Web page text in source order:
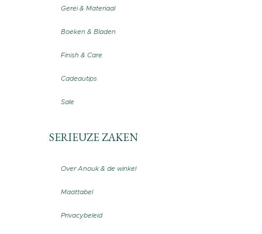
Gerei & Materiaal
Boeken & Bladen
Finish & Care
Cadeautips
Sale
SERIEUZE ZAKEN
Over Anouk & de winkel
Maattabel
Privacybeleid